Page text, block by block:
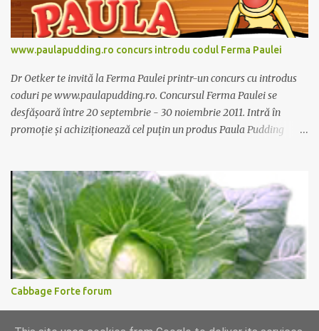
www.paulapudding.ro concurs introdu codul Ferma Paulei
Dr Oetker te invită la Ferma Paulei printr-un concurs cu introdus
coduri pe www.paulapudding.ro. Concursul Ferma Paulei se
desfășoară între 20 septembrie - 30 noiembrie 2011. Intră în
promoție și achiziționează cel puțin un produs Paula Pudding
concurs Ferma Paulei. Poți căștiga zilnic truse de grădinărit,
săptămânal tractorașul fermierului sau premiul cel mare o
excursie la o super-fermă din Anglia. Mai multe coduri, mai multe
șanse de câștig. Câștigători si regulament pe
www.paulapudding.ro.
Cabbage Forte forum